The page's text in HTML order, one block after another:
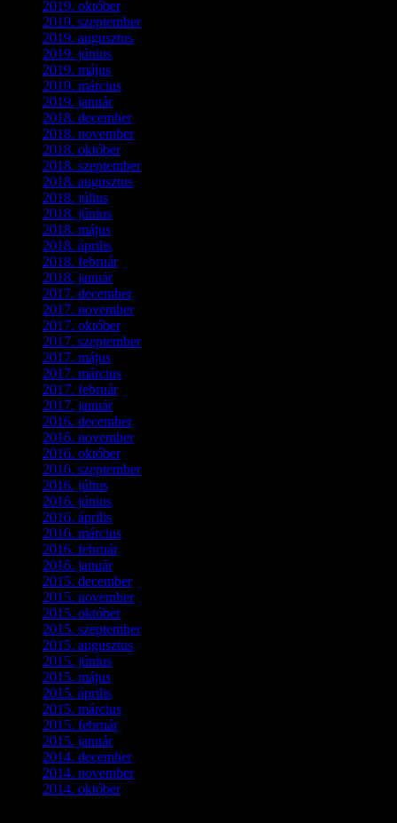
2019. október(3)
2019. szeptember(2)
2019. augusztus
2019. június
2019. május
2019. március
2019. január(1)
2018. december(3)
2018. november(1)
2018. október(1)
2018. szeptember(1)
2018. augusztus
2018. július
2018. június
2018. május
2018. április
2018. február(2)
2018. január(2)
2017. december(4)
2017. november(3)
2017. október(4)
2017. szeptember(1)
2017. május
2017. március
2017. február(1)
2017. január(2)
2016. december(1)
2016. november(1)
2016. október(6)
2016. szeptember(5)
2016. július
2016. június
2016. április
2016. március
2016. február(3)
2016. január(2)
2015. december(1)
2015. november(4)
2015. október(4)
2015. szeptember(5)
2015. augusztus
2015. június
2015. május
2015. április
2015. március
2015. február(2)
2015. január(5)
2014. december(4)
2014. november(1)
2014. október(2)